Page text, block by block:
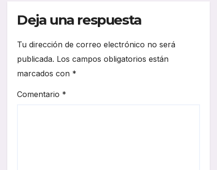
Deja una respuesta
Tu dirección de correo electrónico no será
publicada. Los campos obligatorios están
marcados con *
Comentario *